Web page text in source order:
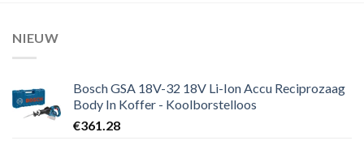
NIEUW
Bosch GSA 18V-32 18V Li-Ion Accu Reciprozaag
Body In Koffer - Koolborstelloos
€361.28